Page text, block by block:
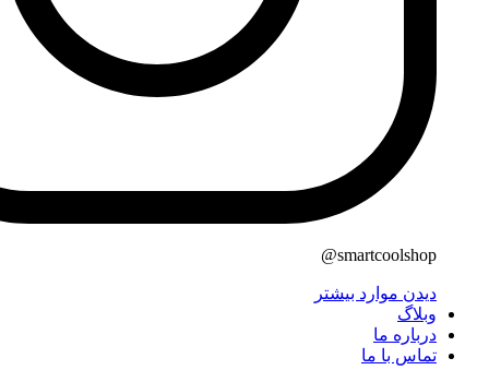
smartcoolshop@
دیدن موارد بیشتر
وبلاگ
درباره ما
تماس با ما